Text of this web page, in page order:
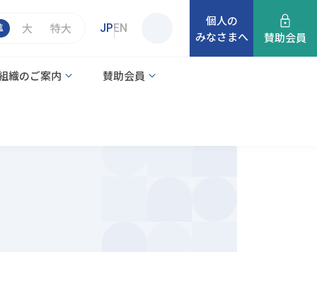
大 特大 JPEN
個人の
みなさまへ
賛助会員
織のご案内 賛助会員